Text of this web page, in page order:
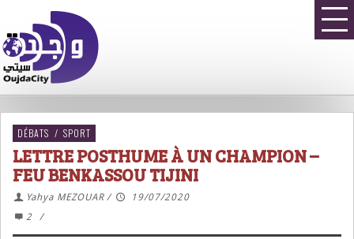
DÉBATS / SPORT
LETTRE POSTHUME À UN CHAMPION –
FEU BENKASSOU TIJINI
Yahya MEZOUAR /
19/07/2020
2
/